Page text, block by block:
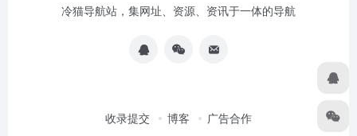
冷猫导航站，集网址、资源、资讯于一体的导航
收录提交 博客 广告合作